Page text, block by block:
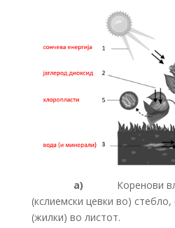
а) Коренови
(кслиемски цевки во)
(жилки) во листот.